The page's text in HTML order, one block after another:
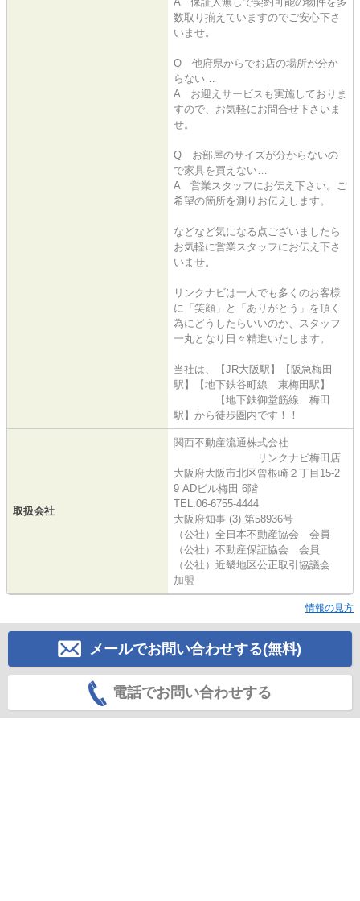
数取り揃えていますのでご安心下さ
いませ。
Q 他府県からでお店の場所が分か
らない…
A お迎えサービスも実施しておりま
すので、お気軽にお問合せ下さいま
せ。
Q お部屋のサイズが分からないの
で家具を買えない…
A 営業スタッフにお伝え下さい。ご
希望の箇所を測りお伝えします。
などなど気になる点ございましたら
お気軽に営業スタッフにお伝え下さ
いませ。
リンクナビは一人でも多くのお客様
に「笑顔」と「ありがとう」を頂く
為にどうしたらいいのか、スタッフ
一丸となり日々精進いたします。
当社は、【JR大阪駅】【阪急梅田
駅】【地下鉄谷町線 東梅田駅】
【地下鉄御堂筋線 梅田
駅】から徒歩圏内です！！
取扱会社
関西不動産流通株式会社
リンクナビ梅田店
大阪府大阪市北区曾根崎２丁目15-2
9 ADビル梅田 6階
TEL:06-6755-4444
大阪府知事 (3) 第58936号
（公社）全日本不動産協会 会員
（公社）不動産保証協会 会員
（公社）近畿地区公正取引協議会
加盟
情報の見方
メールでお問い合わせする(無料)
電話でお問い合わせする